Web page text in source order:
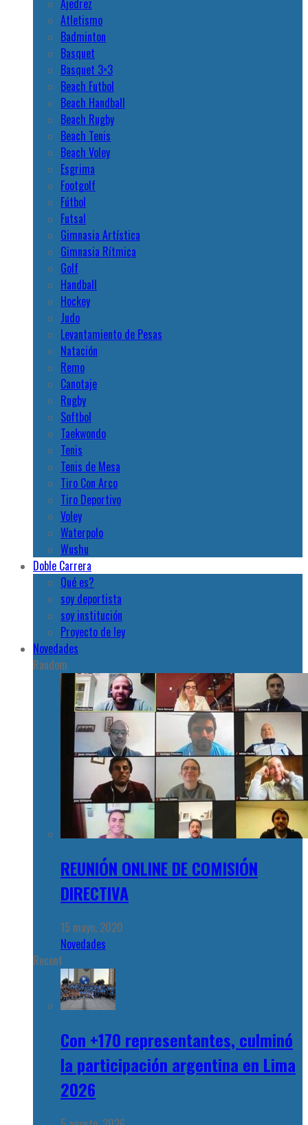
Ajedrez
Atletismo
Badminton
Basquet
Basquet 3×3
Beach Futbol
Beach Handball
Beach Rugby
Beach Tenis
Beach Voley
Esgrima
Footgolf
Fútbol
Futsal
Gimnasia Artística
Gimnasia Rítmica
Golf
Handball
Hockey
Judo
Levantamiento de Pesas
Natación
Remo
Canotaje
Rugby
Softbol
Taekwondo
Tenis
Tenis de Mesa
Tiro Con Arco
Tiro Deportivo
Voley
Waterpolo
Wushu
Doble Carrera
Qué es?
soy deportista
soy institución
Proyecto de ley
Novedades
Random
REUNIÓN ONLINE DE COMISIÓN
DIRECTIVA
15 mayo, 2020
Novedades
Recent
Con +170 representantes, culminó
la participación argentina en Lima
2026